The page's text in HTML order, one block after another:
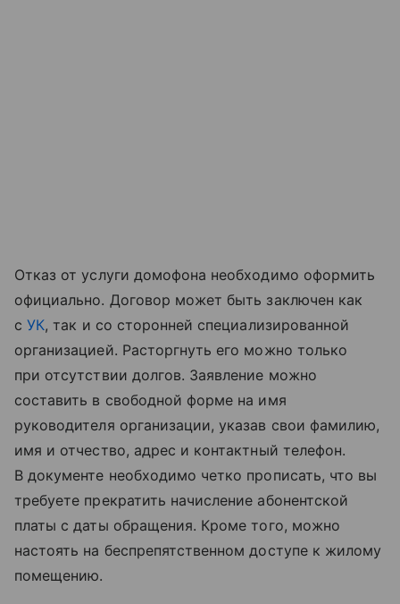
Отказ от услуги домофона необходимо оформить
официально. Договор может быть заключен как
сУК, так и со сторонней специализированной
организацией. Расторгнуть его можно только
при отсутствии долгов. Заявление можно
составить в свободной форме на имя
руководителя организации, указав свои фамилию,
имя и отчество, адрес и контактный телефон.
В документе необходимо четко прописать, что вы
требуете прекратить начисление абонентской
платы с даты обращения. Кроме того, можно
настоять на беспрепятственном доступе к жилому
помещению.